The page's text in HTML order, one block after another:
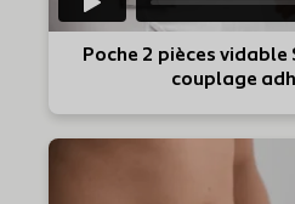
Poche 2 pièces vidable
couplage